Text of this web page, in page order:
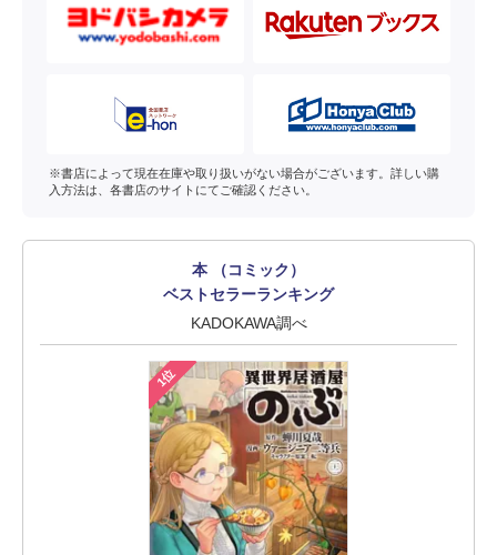
※書店によって現在在庫や取り扱いがない場合がございます。詳しい購
入方法は、各書店のサイトにてご確認ください。
本 （コミック）
ベストセラーランキング
KADOKAWA調べ
1位